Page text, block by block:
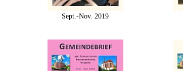
Sept.-Nov. 2019